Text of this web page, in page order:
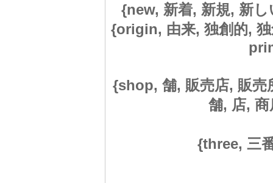
{new, 新着, 新規, 新
{origin, 由来, 独創的,
{shop, 舗, 販売店, 販売
舗, 店,
{three, 三